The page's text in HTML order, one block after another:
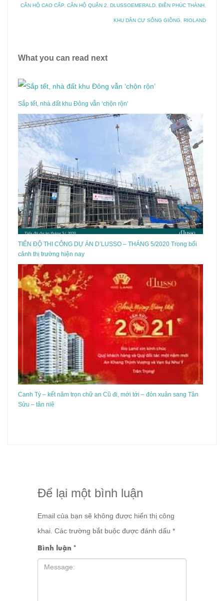
CĂN HỘ CAO CẤP CĂN HỘ QUẬN 2 DLUSSOEMERALD ĐIỀN PHÚC THÀNH
KHU DÂN CƯ SÔNG GIỒNG RIOLAND
What you can read next
Sắp tết, nhà đất khu Đông vẫn ‘chộn rộn’
TIẾN ĐỘ THI CÔNG DỰ ÁN D’LUSSO – THÁNG 5/2020 Trong bối
cảnh thị trường hiện nay
Canh Tý – kết năm trọn chữ an Cũ đi, mới tới – đón xuân sang Tân
Sửu – tân niê
Để lại một bình luận
Email của bạn sẽ không được hiển thị công
khai. Các trường bắt buộc được đánh dấu *
Bình luận *